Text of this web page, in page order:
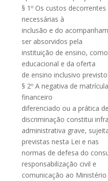
§ 1º Os custos
necessárias à
inclusão e do
ser absorvidos pela
instituição de ensino,
educacional e da oferta
de ensino inclusivo
§ 2º A negativa de
financeiro
diferenciado ou a prática
discriminação constitui
administrativa grave,
previstas nesta Lei e nas
normas de defesa do
responsabilização civil e
comunicação ao Ministério